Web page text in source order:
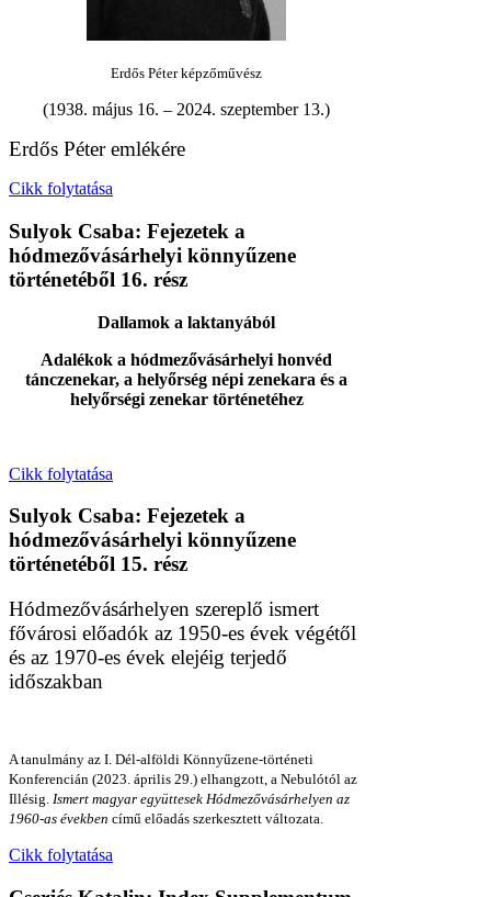
Erdős Péter képzőművész
(1938. május 16. – 2024. szeptember 13.)
Erdős Péter emlékére
Cikk folytatása
Sulyok Csaba: Fejezetek a
hódmezővásárhelyi könnyűzene
történetéből 16. rész
Dallamok a laktanyából
Adalékok a hódmezővásárhelyi honvéd
tánczenekar, a helyőrség népi zenekara és a
helyőrségi zenekar történetéhez
Cikk folytatása
Sulyok Csaba: Fejezetek a
hódmezővásárhelyi könnyűzene
történetéből 15. rész
Hódmezővásárhelyen szereplő ismert
fővárosi előadók az 1950-es évek végétől
és az 1970-es évek elejéig terjedő
időszakban
A tanulmány az I. Dél-alföldi Könnyűzene-történeti
Konferencián (2023. április 29.) elhangzott, a Nebulótól az
Illésig. Ismert magyar együttesek Hódmezővásárhelyen az
1960-as években című előadás szerkesztett változata.
Cikk folytatása